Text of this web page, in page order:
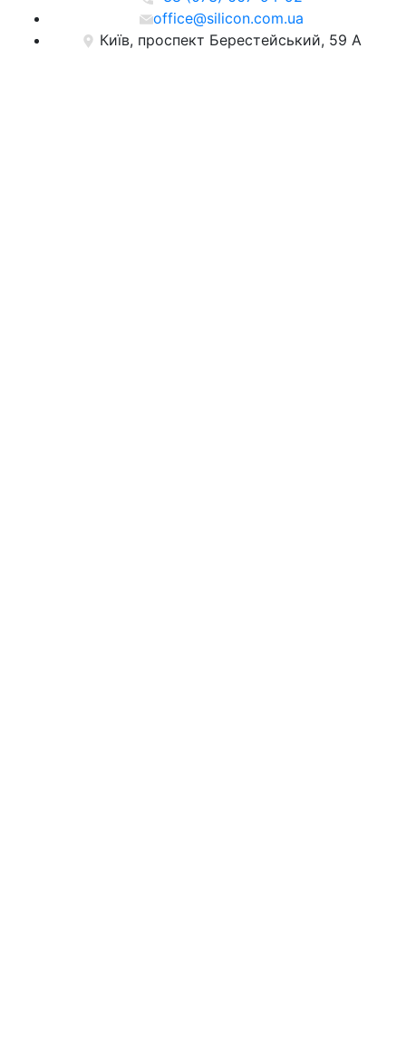
office@silicon.com.ua
Київ, проспект Берестейський, 59 А